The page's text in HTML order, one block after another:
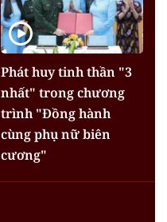
Phát huy tinh thần "3
nhất" trong chương
trình "Đồng hành
cùng phụ nữ biên
cương"